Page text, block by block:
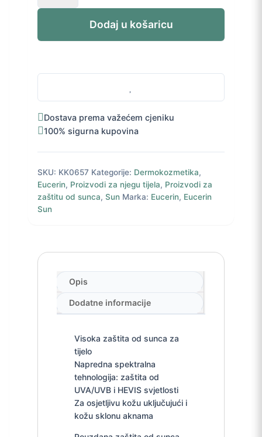
52,00 KM.
Oil
sprej
ml
količina
Dodaj u košaricu
Dostava prema važećem cjeniku
100% sigurna kupovina
SKU: KK0657 Kategorije: Dermokozmetika,
Eucerin, Proizvodi za njegu tijela, Proizvodi za
zaštitu od sunca, Sun Marka: Eucerin, Eucerin
Sun
Opis
Dodatne informacije
Visoka zaštita od sunca za
tijelo
Napredna spektralna
tehnologija: zaštita od
UVA/UVB i HEVIS svjetlosti
Za osjetljivu kožu uključujući i
kožu sklonu aknama